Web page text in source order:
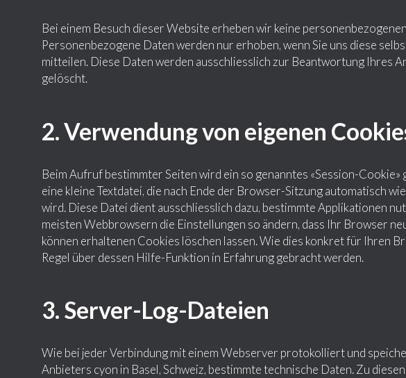
Bei einem Besuch dieser Website erheben wir keine
Personenbezogene Daten werden nur erhoben, wenn Sie uns diese
mitteilen. Diese Daten werden ausschliesslich zur Beantwortung Ihres
gelöscht.
2. Verwendung von eigenen
Beim Aufruf bestimmter Seiten wird ein so genanntes «Session-Cookie»
eine kleine Textdatei, die nach Ende der Browser-Sitzung automatisch
wird. Diese Datei dient ausschliesslich dazu, bestimmte Applikationen
meisten Webbrowsern die Einstellungen so ändern, dass Ihr Browser
können erhaltenen Cookies löschen lassen. Wie dies konkret für Ihren
Regel über dessen Hilfe-Funktion in Erfahrung gebracht werden.
3. Server-Log-Dateien
Wie bei jeder Verbindung mit einem Webserver protokolliert und
Anbieters cyon in Basel, Schweiz, bestimmte technische Daten. Zu